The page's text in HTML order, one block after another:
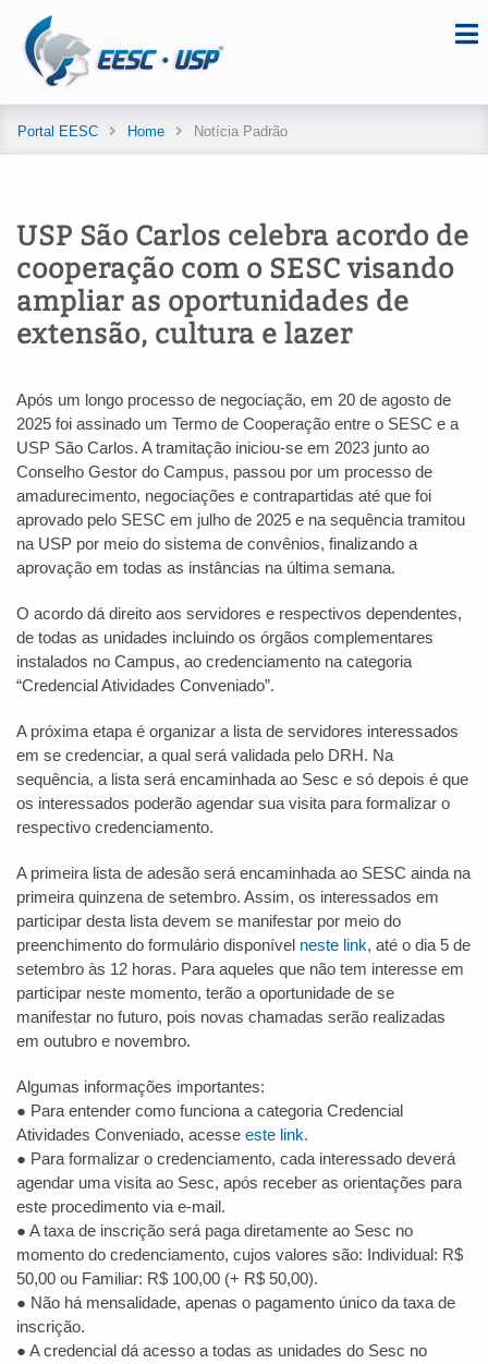
Portal EESC Home Notícia Padrão
USP São Carlos celebra acordo de
cooperação com o SESC visando
ampliar as oportunidades de
extensão, cultura e lazer
Após um longo processo de negociação, em 20 de agosto de
2025 foi assinado um Termo de Cooperação entre o SESC e a
USP São Carlos. A tramitação iniciou-se em 2023 junto ao
Conselho Gestor do Campus, passou por um processo de
amadurecimento, negociações e contrapartidas até que foi
aprovado pelo SESC em julho de 2025 e na sequência tramitou
na USP por meio do sistema de convênios, finalizando a
aprovação em todas as instâncias na última semana.
O acordo dá direito aos servidores e respectivos dependentes,
de todas as unidades incluindo os órgãos complementares
instalados no Campus, ao credenciamento na categoria
“Credencial Atividades Conveniado”.
A próxima etapa é organizar a lista de servidores interessados
em se credenciar, a qual será validada pelo DRH. Na
sequência, a lista será encaminhada ao Sesc e só depois é que
os interessados poderão agendar sua visita para formalizar o
respectivo credenciamento.
A primeira lista de adesão será encaminhada ao SESC ainda na
primeira quinzena de setembro. Assim, os interessados em
participar desta lista devem se manifestar por meio do
preenchimento do formulário disponível neste link, até o dia 5 de
setembro às 12 horas. Para aqueles que não tem interesse em
participar neste momento, terão a oportunidade de se
manifestar no futuro, pois novas chamadas serão realizadas
em outubro e novembro.
Algumas informações importantes:
● Para entender como funciona a categoria Credencial
Atividades Conveniado, acesse este link.
● Para formalizar o credenciamento, cada interessado deverá
agendar uma visita ao Sesc, após receber as orientações para
este procedimento via e-mail.
● A taxa de inscrição será paga diretamente ao Sesc no
momento do credenciamento, cujos valores são: Individual: R$
50,00 ou Familiar: R$ 100,00 (+ R$ 50,00).
● Não há mensalidade, apenas o pagamento único da taxa de
inscrição.
● A credencial dá acesso a todas as unidades do Sesc no